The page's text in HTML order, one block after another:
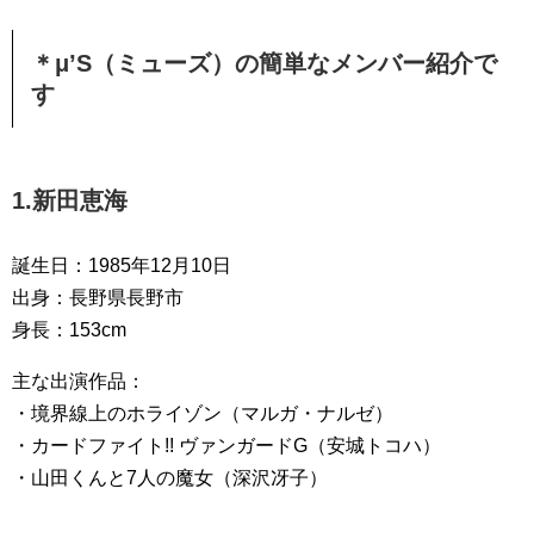
＊μ’S（ミューズ）の簡単なメンバー紹介で
す
1.新田恵海
誕生日：1985年12月10日
出身：長野県長野市
身長：153cm
主な出演作品：
・境界線上のホライゾン（マルガ・ナルゼ）
・カードファイト!! ヴァンガードG（安城トコハ）
・山田くんと7人の魔女（深沢冴子）